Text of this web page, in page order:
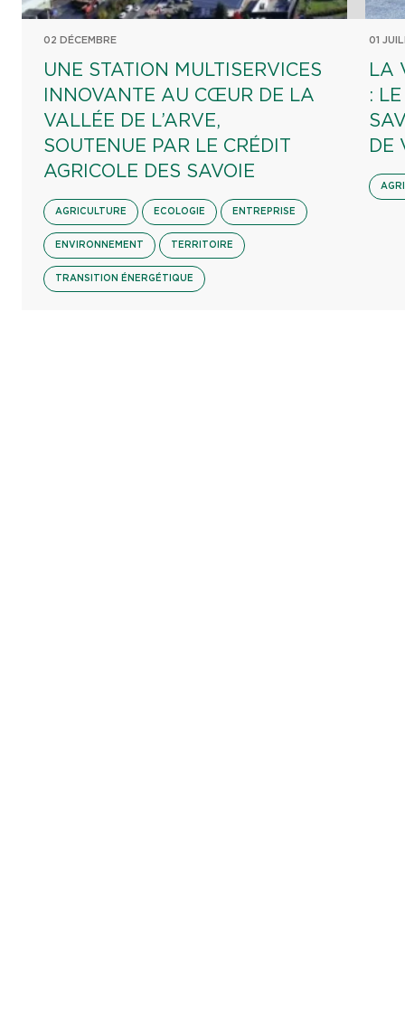
02 DÉCEMBRE
UNE STATION MULTISERVICES
INNOVANTE AU CŒUR DE LA
VALLÉE DE L’ARVE,
SOUTENUE PAR LE CRÉDIT
AGRICOLE DES SAVOIE
AGRICULTURE ECOLOGIE ENTREPRISE
ENVIRONNEMENT TERRITOIRE
TRANSITION ÉNERGÉTIQUE
01
LA
:
DE